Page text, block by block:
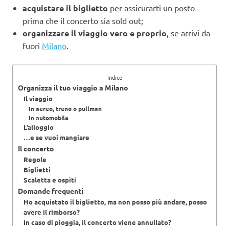
acquistare il biglietto per assicurarti un posto
prima che il concerto sia sold out;
organizzare il viaggio vero e proprio , se arrivi da
fuori Milano
Indice
Organizza il tuo viaggio a Milano
Il viaggio
In aereo, treno o pullman
In automobile
L’alloggio
…e se vuoi mangiare
Il concerto
Regole
Biglietti
Scaletta e ospiti
Domande frequenti
Ho acquistato il biglietto, ma non posso più andare, posso
avere il rimborso?
In caso di pioggia, il concerto viene annullato?